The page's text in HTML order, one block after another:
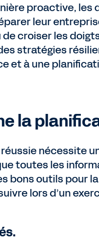
proactive,
leur
croiser les
stratégies
et à une
la
nécessite
toutes les
bons outils pour
lors d’un